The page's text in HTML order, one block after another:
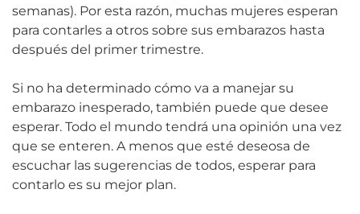
semanas). Por esta razón, muchas mujeres esperan
para contarles a otros sobre sus embarazos hasta
después del primer trimestre.
Si no ha determinado cómo va a manejar su
embarazo inesperado, también puede que desee
esperar. Todo el mundo tendrá una opinión una vez
que se enteren. A menos que esté deseosa de
escuchar las sugerencias de todos, esperar para
contarlo es su mejor plan.